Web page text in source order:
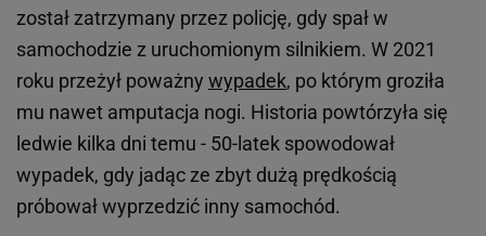
został zatrzymany przez policję, gdy spał w
samochodzie z uruchomionym silnikiem. W 2021
roku przeżył poważny wypadek, po którym groziła
mu nawet amputacja nogi. Historia powtórzyła się
ledwie kilka dni temu - 50-latek spowodował
wypadek, gdy jadąc ze zbyt dużą prędkością
próbował wyprzedzić inny samochód.